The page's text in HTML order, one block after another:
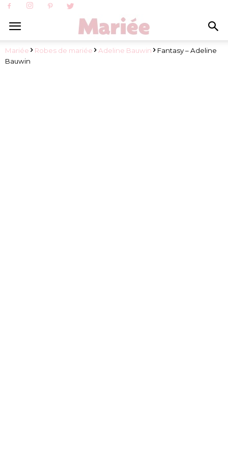
Mariée Robes de mariée Adeline Bauwin
Fantasy – Adeline
Bauwin